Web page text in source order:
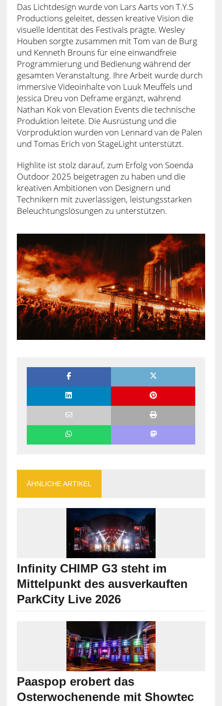
Das Lichtdesign wurde von Lars Aarts von T.Y.S
Productions geleitet, dessen kreative Vision die
visuelle Identität des Festivals prägte. Wesley
Houben sorgte zusammen mit Tom van de Burg
und Kenneth Brouns für eine einwandfreie
Programmierung und Bedienung während der
gesamten Veranstaltung. Ihre Arbeit wurde durch
immersive Videoinhalte von Luuk Meuffels und
Jessica Dreu von Deframe ergänzt, während
Nathan Kok von Elevation Events die technische
Produktion leitete. Die Ausrüstung und die
Vorproduktion wurden von Lennard van de Palen
und Tomas Erich von StageLight unterstützt.
Highlite ist stolz darauf, zum Erfolg von Soenda
Outdoor 2025 beigetragen zu haben und die
kreativen Ambitionen von Designern und
Technikern mit zuverlässigen, leistungsstarken
Beleuchtungslösungen zu unterstützen.
ÄHNLICHE ARTIKEL
Infinity CHIMP G3 steht im
Mittelpunkt des ausverkauften
ParkCity Live 2026
Paaspop erobert das
Osterwochenende mit Showtec